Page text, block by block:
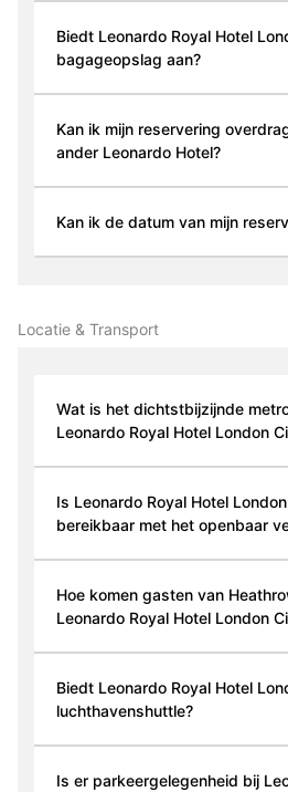
Biedt Leonardo Royal Hotel
bagageopslag aan?
Kan ik mijn reservering
ander Leonardo Hotel?
Kan ik de datum van mijn
Locatie & Transport
Wat is het dichtstbijzijnde
Leonardo Royal Hotel London
Is Leonardo Royal Hotel
bereikbaar met het openbaar
Hoe komen gasten van
Leonardo Royal Hotel London
Biedt Leonardo Royal Hotel
luchthavenshuttle?
Is er parkeergelegenheid bij